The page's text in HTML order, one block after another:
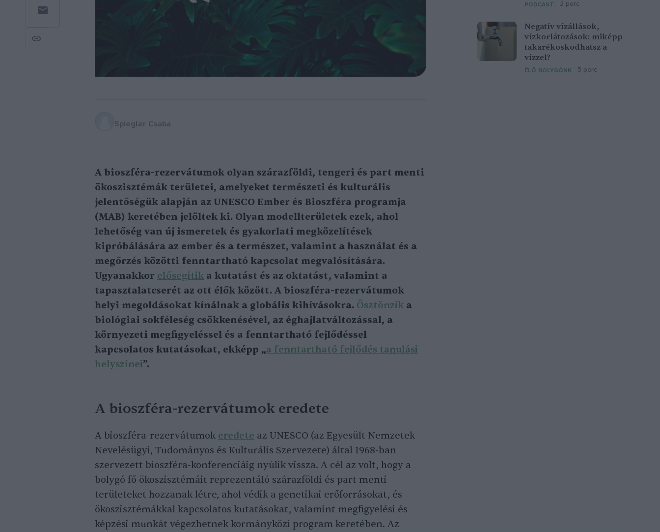
PODCAST 2 perc
Negatív vízállások,
vízkorlátozások: miképp
takarékoskodhatsz a
vízzel?
ÉLŐ BOLYGÓNK 5 perc
Spiegler Csaba
A bioszféra-rezervátumok olyan szárazföldi, tengeri és part menti
ökoszisztémák területei, amelyeket természeti és kulturális
jelentőségük alapján az UNESCO Ember és Bioszféra programja
(MAB) keretében jelöltek ki. Olyan modellterületek ezek, ahol
lehetőség van új ismeretek és gyakorlati megközelítések
kipróbálására az ember és a természet, valamint a használat és a
megőrzés közötti fenntartható kapcsolat megvalósítására.
Ugyanakkor elősegítik a kutatást és az oktatást, valamint a
tapasztalatcserét az ott élők között. A bioszféra-rezervátumok
helyi megoldásokat kínálnak a globális kihívásokra. Ösztönzik a
biológiai sokféleség csökkenésével, az éghajlatváltozással, a
környezeti megfigyeléssel és a fenntartható fejlődéssel
kapcsolatos kutatásokat, ekképp „a fenntartható fejlődés tanulási
helyszínei”.
A bioszféra-rezervátumok eredete
A bioszféra-rezervátumok eredete az UNESCO (az Egyesült Nemzetek
Nevelésügyi, Tudományos és Kulturális Szervezete) által 1968-ban
szervezett bioszféra-konferenciáig nyúlik vissza. A cél az volt, hogy a
bolygó fő ökoszisztémáit reprezentáló szárazföldi és part menti
területeket hozzanak létre, ahol védik a genetikai erőforrásokat, és
ökoszisztémákkal kapcsolatos kutatásokat, valamint megfigyelési és
képzési munkát végezhetnek kormányközi program keretében. Az